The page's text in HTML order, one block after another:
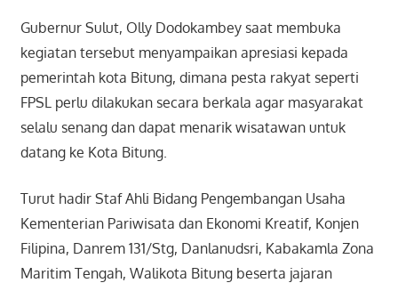
Gubernur Sulut, Olly Dodokambey saat membuka
kegiatan tersebut menyampaikan apresiasi kepada
pemerintah kota Bitung, dimana pesta rakyat seperti
FPSL perlu dilakukan secara berkala agar masyarakat
selalu senang dan dapat menarik wisatawan untuk
datang ke Kota Bitung.
Turut hadir Staf Ahli Bidang Pengembangan Usaha
Kementerian Pariwisata dan Ekonomi Kreatif, Konjen
Filipina, Danrem 131/Stg, Danlanudsri, Kabakamla Zona
Maritim Tengah, Walikota Bitung beserta jajaran